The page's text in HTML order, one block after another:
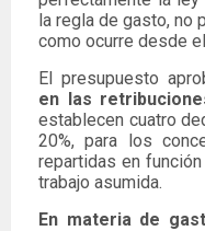
la regla de gasto, no
como ocurre desde
El presupuesto
en las
establecen cuatro
20%, para los
repartidas en
trabajo asumida.
En materia de